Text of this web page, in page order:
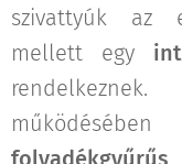
szivattyúk az
mellett egy